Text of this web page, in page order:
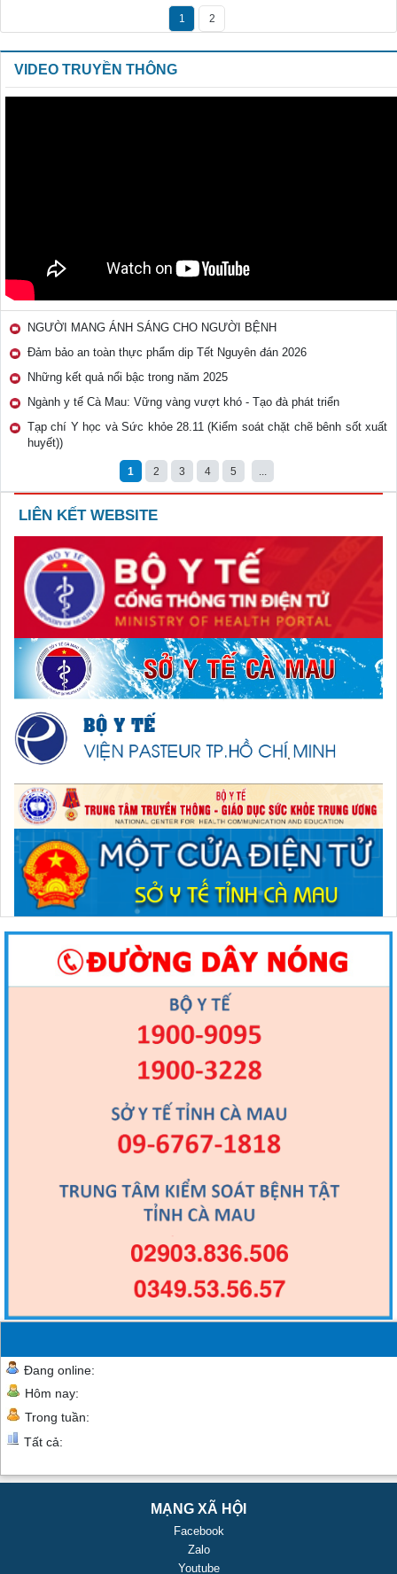
1 2
VIDEO TRUYỀN THÔNG
NGƯỜI MANG ÁNH SÁNG CHO NGƯỜI BỆNH
Đảm bảo an toàn thực phẩm dip Tết Nguyên đán 2026
Những kết quả nổi bậc trong năm 2025
Ngành y tế Cà Mau: Vững vàng vượt khó - Tạo đà phát triển
Tạp chí Y học và Sức khỏe 28.11 (Kiểm soát chặt chẽ bênh sốt xuất
huyết))
1 2 3 4 5
LIÊN KẾT WEBSITE
Đang online:
Hôm nay:
Trong tuần:
Tất cả:
MẠNG XÃ HỘI
Facebook
Zalo
Youtube